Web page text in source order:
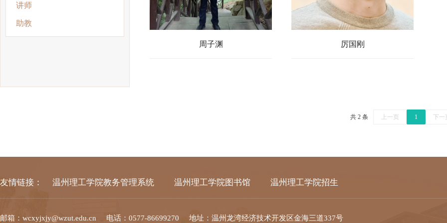
讲师
助教
周子渊 厉国刚
共 2 条 上一页 1 下一
友情链接： 温州理工学院教务管理系统 温州理工学院图书馆 温州理工学院招生
邮箱：wcxyjxjy@wzut.edu.cn 电话：0577-86699270 地址：温州龙湾经济技术开发区金海三道337号